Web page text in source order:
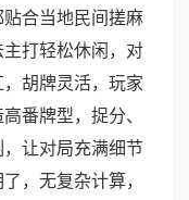
合当地民间搓麻
打轻松休闲，对
胡牌灵活，玩家
番牌型，捉分、
让对局充满细节
，无复杂计算，